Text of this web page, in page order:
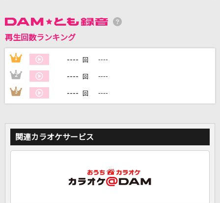
再生回数ランキング
1 ---- 回 ----
2 ---- 回 ----
3 ---- 回 ----
関連カラオケサービス